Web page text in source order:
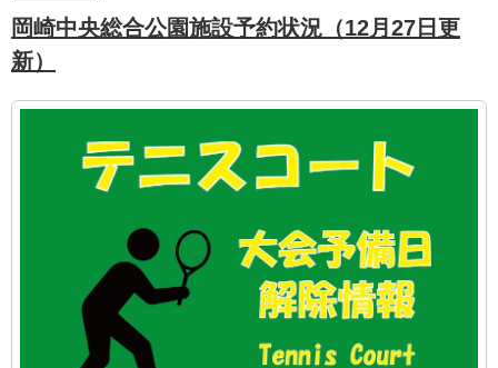
岡崎中央総合公園施設予約状況（12月27日更
新）